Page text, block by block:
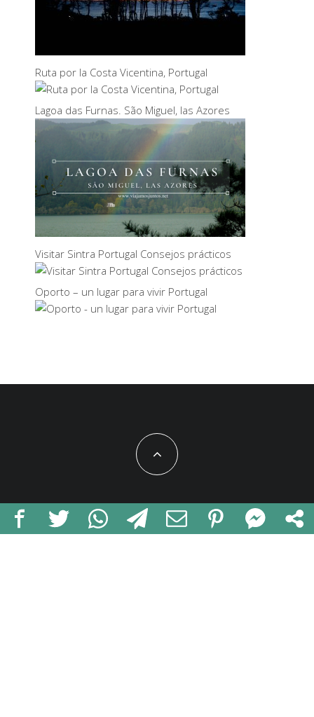
Ruta por la Costa Vicentina, Portugal
Lagoa das Furnas. São Miguel, las Azores
Visitar Sintra Portugal Consejos prácticos
Oporto – un lugar para vivir Portugal